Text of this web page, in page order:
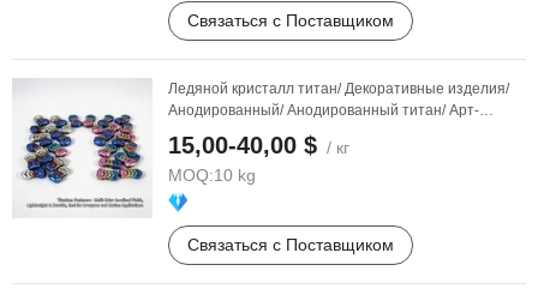
Связаться с Поставщиком
Ледяной кристалл титан/ Декоративные изделия/
Анодированный/ Анодированный титан/ Арт-
15,00-40,00 $ / кг
MOQ:10 kg
Связаться с Поставщиком